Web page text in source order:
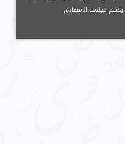
يختتم مجلسه الرمضاني